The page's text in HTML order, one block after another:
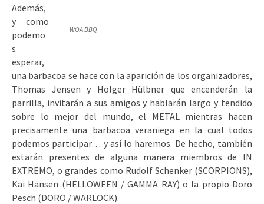
WOA BBQ
Además,
y como
podemo
s
esperar,
una barbacoa se hace con la aparición de los organizadores,
Thomas Jensen y Holger Hülbner que encenderán la
parrilla, invitarán a sus amigos y hablarán largo y tendido
sobre lo mejor del mundo, el METAL mientras hacen
precisamente una barbacoa veraniega en la cual todos
podemos participar… y así lo haremos. De hecho, también
estarán presentes de alguna manera miembros de IN
EXTREMO, o grandes como Rudolf Schenker (SCORPIONS),
Kai Hansen (HELLOWEEN / GAMMA RAY) o la propio Doro
Pesch (DORO / WARLOCK).